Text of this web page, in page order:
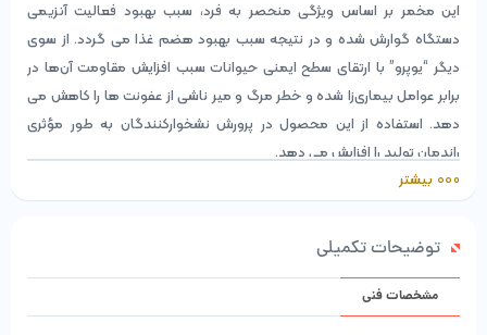
این مخمر بر اساس ویژگی منحصر به فرد، سبب بهبود فعالیت آنزیمی
دستگاه گوارش شده و در نتیجه سبب بهبود هضم غذا می ‌گردد. از سوی
دیگر “یوپرو” با ارتقای سطح ایمنی حیوانات سبب افزایش مقاومت آن‌ها در
برابر عوامل بیمار‌ی‌زا شده و خطر مرگ و میر ناشی از عفونت ‌ها را کاهش می
‌دهد. استفاده از این محصول در پرورش نشخوارکنندگان به طور مؤثری
راندمان تولید را افزایش می‌ دهد.
UPro- Probiotic for Ruminants
ساکارومیسس سرویزیه (Saccharomyces cerevisiae)
ترکیبات:
ماده فعال:مخمر ساکارومیسس سرویزیه به میزان ۱۰۱۲ ×۲ CFU/kg
بیشتر
توضیحات تکمیلی
مشخصات فنی